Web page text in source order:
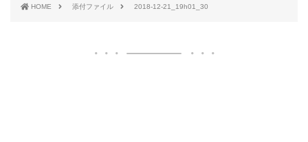
HOME 添付ファイル 2018-12-21_19h01_30